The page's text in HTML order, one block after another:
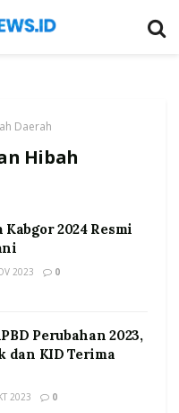
Daerah
Hibah
2024 Resmi
2023 0
Perubahan 2023,
dan KID Terima
2023 0